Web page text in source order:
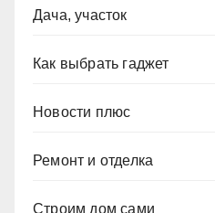
Дача, участок
Как выбрать гаджет
Новости плюс
Ремонт и отделка
Строим дом сами